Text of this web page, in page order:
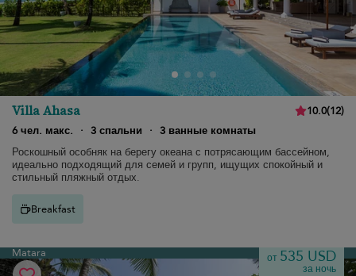
Villa Ahasa 10.0(12)
6 чел. макс.
· 3 спальни · 3 ванные комнаты
Роскошный особняк на берегу океана с потрясающим бассейном,
идеально подходящий для семей и групп, ищущих спокойный и
стильный пляжный отдых.
Breakfast
Matara от 535 USD
за ночь